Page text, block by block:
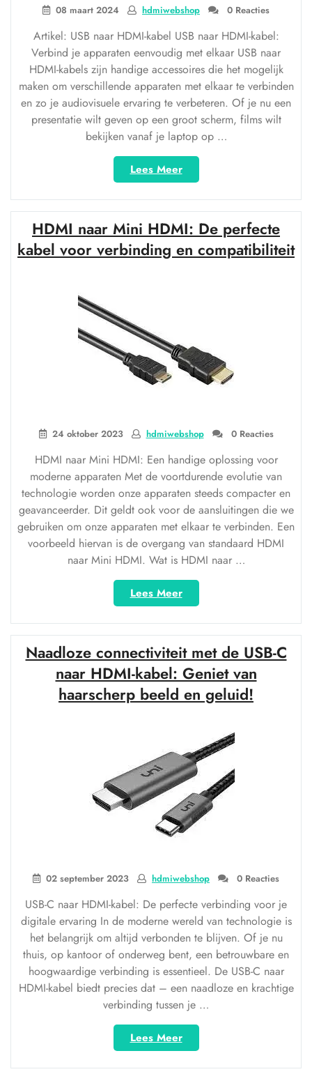
08 maart 2024 hdmiwebshop 0 Reacties
Artikel: USB naar HDMI-kabel USB naar HDMI-kabel:
Verbind je apparaten eenvoudig met elkaar USB naar
HDMI-kabels zijn handige accessoires die het mogelijk
maken om verschillende apparaten met elkaar te verbinden
en zo je audiovisuele ervaring te verbeteren. Of je nu een
presentatie wilt geven op een groot scherm, films wilt
bekijken vanaf je laptop op …
Lees Meer“Ontdek
de
veelzijdigheid
van
een
USB
naar
HDMI naar Mini HDMI: De perfecte
kabel voor verbinding en compatibiliteit
24 oktober 2023 hdmiwebshop 0 Reacties
HDMI naar Mini HDMI: Een handige oplossing voor
moderne apparaten Met de voortdurende evolutie van
technologie worden onze apparaten steeds compacter en
geavanceerder. Dit geldt ook voor de aansluitingen die we
gebruiken om onze apparaten met elkaar te verbinden. Een
voorbeeld hiervan is de overgang van standaard HDMI
naar Mini HDMI. Wat is HDMI naar …
Lees Meer“HDMI
naar
Mini
HDMI:
De
perfecte
kabel
voor
compatibiliteit”
Naadloze connectiviteit met de USB-C
naar HDMI-kabel: Geniet van
haarscherp beeld en geluid!
02 september 2023 hdmiwebshop 0 Reacties
USB-C naar HDMI-kabel: De perfecte verbinding voor je
digitale ervaring In de moderne wereld van technologie is
het belangrijk om altijd verbonden te blijven. Of je nu
thuis, op kantoor of onderweg bent, een betrouwbare en
hoogwaardige verbinding is essentieel. De USB-C naar
HDMI-kabel biedt precies dat – een naadloze en krachtige
verbinding tussen je …
Lees Meer“Naadloze
connectiviteit
met